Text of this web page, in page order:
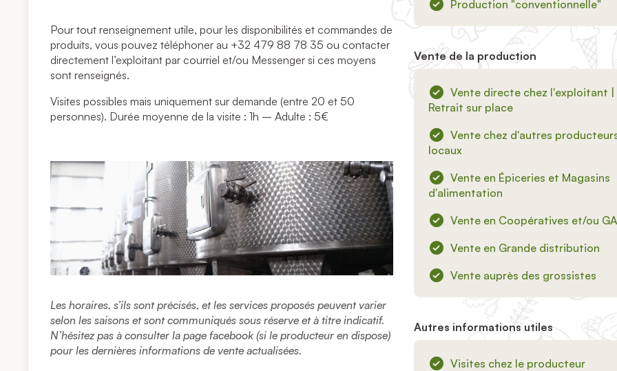
Pour tout renseignement utile, pour les disponibilités et commandes de
produits, vous pouvez téléphoner au +32 479 88 78 35 ou contacter
directement l’exploitant par courriel et/ou Messenger si ces moyens
sont renseignés.
Visites possibles mais uniquement sur demande (entre 20 et 50
personnes). Durée moyenne de la visite : 1h – Adulte : 5€
Les horaires, s’ils sont précisés, et les services proposés peuvent varier
selon les saisons et sont communiqués sous réserve et à titre indicatif.
N’hésitez pas à consulter la page facebook (si le producteur en dispose)
pour les dernières informations de vente actualisées.
Production "conventionnelle"
Vente de la production
Vente directe chez l'exploitant |
Retrait sur place
Vente chez d'autres
locaux
Vente en Épiceries et Magasins
d'alimentation
Vente en Coopératives et/ou
Vente en Grande distribution
Vente auprès des grossistes
Autres informations utiles
Visites chez le producteur